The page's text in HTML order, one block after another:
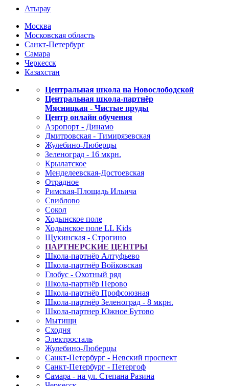
Атырау
Москва
Московская область
Санкт-Петербург
Самара
Черкесск
Казахстан
Центральная школа на Новослободской
Центральная школа-партнёр
Мясницкая - Чистые пруды
Центр онлайн обучения
Аэропорт - Динамо
Дмитровская - Тимирязевская
Жулебино-Люберцы
Зеленоград - 16 мкрн.
Крылатское
Менделеевская-Достоевская
Отрадное
Римская-Площадь Ильича
Свиблово
Сокол
Ходынское поле
Ходынское поле LL Kids
Щукинская - Строгино
ПАРТНЕРСКИЕ ЦЕНТРЫ
Школа-партнёр Алтуфьево
Школа-партнёр Войковская
Глобус - Охотный ряд
Школа-партнёр Перово
Школа-партнёр Профсоюзная
Школа-партнёр Зеленоград - 8 мкрн.
Школа-партнер Южное Бутово
Мытищи
Сходня
Электросталь
Жулебино-Люберцы
Санкт-Петербург - Невский проспект
Санкт-Петербург - Петергоф
Самара - на ул. Степана Разина